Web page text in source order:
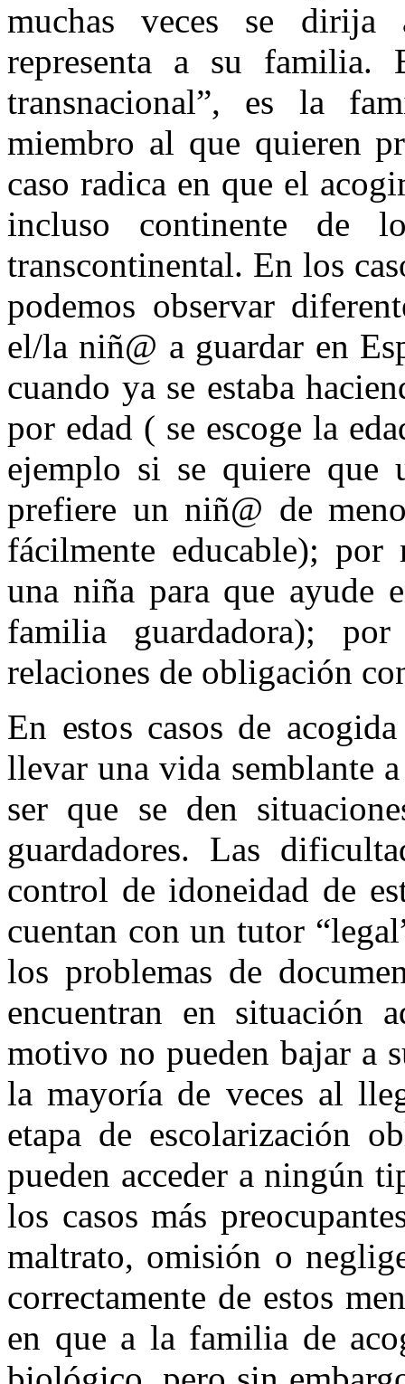
muchas veces se
representa a su
transnacional”, es la
miembro al que quieren
caso radica en que el
incluso continente de
transcontinental. En los
podemos observar
el/laniñ@ a guardar en
cuando ya se estaba
por edad ( se escoge la
ejemplo si se quiere que
prefiere unniñ@ de
fácilmente educable);
una niña para que ayude
familia guardadora);
relaciones de obligación
En estos casos de
llevar una vida semblante
ser que se den
guardadores. Las
control de idoneidad de
cuentan con un tutor
los problemas de
encuentran en situación
motivo no pueden bajar a
la mayoría de veces al
etapa de escolarización
pueden acceder a ningún
los casos más
maltrato, omisión o
correctamente de estos
en que a la familia de